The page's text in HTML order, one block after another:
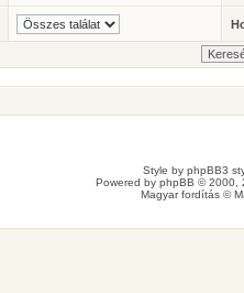
Style by phpBB3
Powered by phpBB © 2000,
Magyar fordítás ©